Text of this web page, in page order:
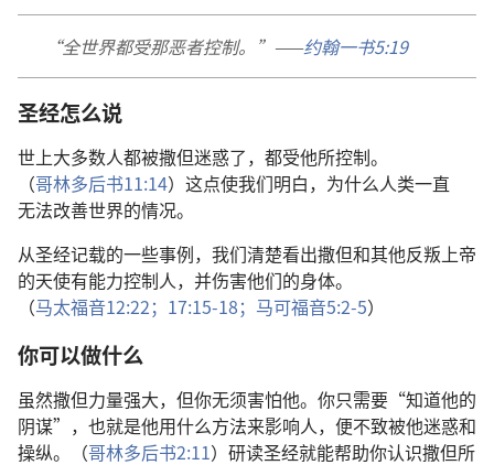
“全世界都受那恶者控制。”——约翰一书5:19
圣经怎么说
世上大多数人都被撒但迷惑了， 都受他所控制。
（哥林多后书11:14） 这点使我们明白， 为什么人类一直
无法改善世界的情况。
从圣经记载的一些事例， 我们清楚看出撒但和其他反叛上帝
的天使有能力控制人， 并伤害他们的身体。
（马太福音12:22； 17:15-18； 马可福音5:2-5）
你可以做什么
虽然撒但力量强大， 但你无须害怕他。 你只需要 “知道他的
阴谋”， 也就是他用什么方法来影响人， 便不致被他迷惑和
操纵。（哥林多后书2:11） 研读圣经就能帮助你认识撒但所